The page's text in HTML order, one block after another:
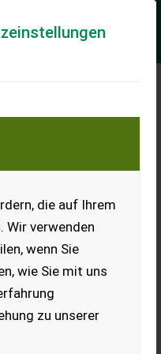
die auf Ihrem
Wir verwenden
wenn Sie
wie Sie mit uns
zu unserer
Baumaschinen –
125, Bj. 1949
Bj. 1949.
0